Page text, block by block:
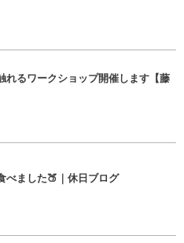
れるワークショップ開催します【藤
べました🍑｜休日ブログ